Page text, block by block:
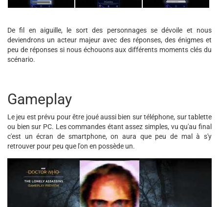
De fil en aiguille, le sort des personnages se dévoile et nous
deviendrons un acteur majeur avec des réponses, des énigmes et
peu de réponses si nous échouons aux différents moments clés du
scénario.
Gameplay
Le jeu est prévu pour être joué aussi bien sur téléphone, sur tablette
ou bien sur PC. Les commandes étant assez simples, vu qu'au final
c'est un écran de smartphone, on aura que peu de mal à s'y
retrouver pour peu que l'on en possède un.